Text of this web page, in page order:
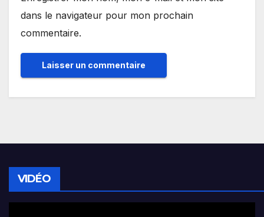
dans le navigateur pour mon prochain
commentaire.
VIDÉO